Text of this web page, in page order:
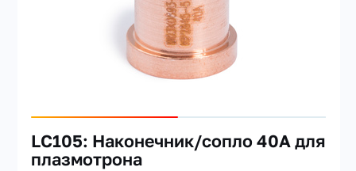
LC105: Наконечник/сопло 40А для
плазмотрона